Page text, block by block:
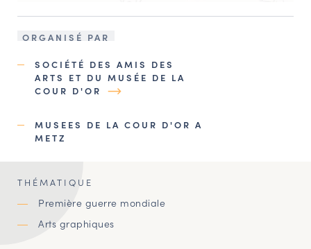
ORGANISÉ PAR
SOCIÉTÉ DES AMIS DES
ARTS ET DU MUSÉE DE LA
COUR D'OR
MUSEES DE LA COUR D'OR A
METZ
THÉMATIQUE
Première guerre mondiale
Arts graphiques